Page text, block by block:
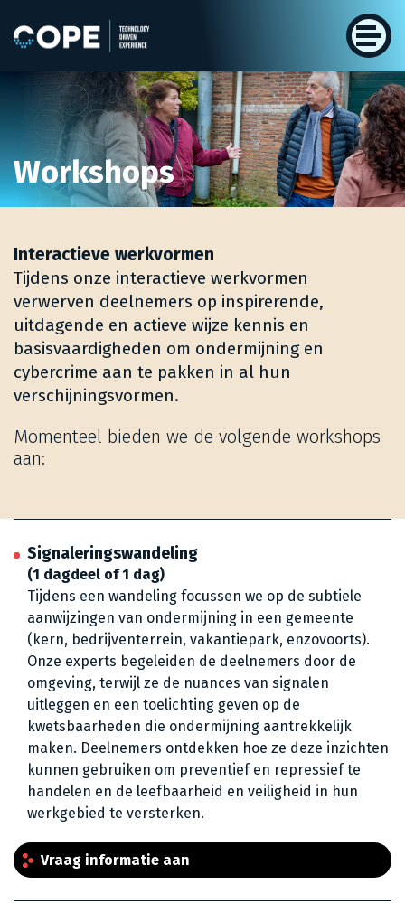
Workshops
Interactieve werkvormen
Tijdens onze interactieve werkvormen
verwerven deelnemers op inspirerende,
uitdagende en actieve wijze kennis en
basisvaardigheden om ondermijning en
cybercrime aan te pakken in al hun
verschijningsvormen.
Momenteel bieden we de volgende workshops
aan:
Signaleringswandeling
(1 dagdeel of 1 dag)
Tijdens een wandeling focussen we op de subtiele
aanwijzingen van ondermijning in een gemeente
(kern, bedrijventerrein, vakantiepark, enzovoorts).
Onze experts begeleiden de deelnemers door de
omgeving, terwijl ze de nuances van signalen
uitleggen en een toelichting geven op de
kwetsbaarheden die ondermijning aantrekkelijk
maken. Deelnemers ontdekken hoe ze deze inzichten
kunnen gebruiken om preventief en repressief te
handelen en de leefbaarheid en veiligheid in hun
werkgebied te versterken.
Vraag informatie aan